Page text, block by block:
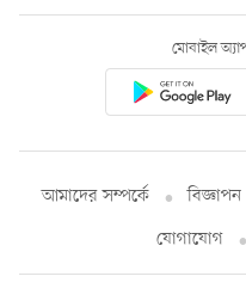
মোবাইল
আমাদের সম্পর্কে বিজ্ঞাপন
যোগাযোগ